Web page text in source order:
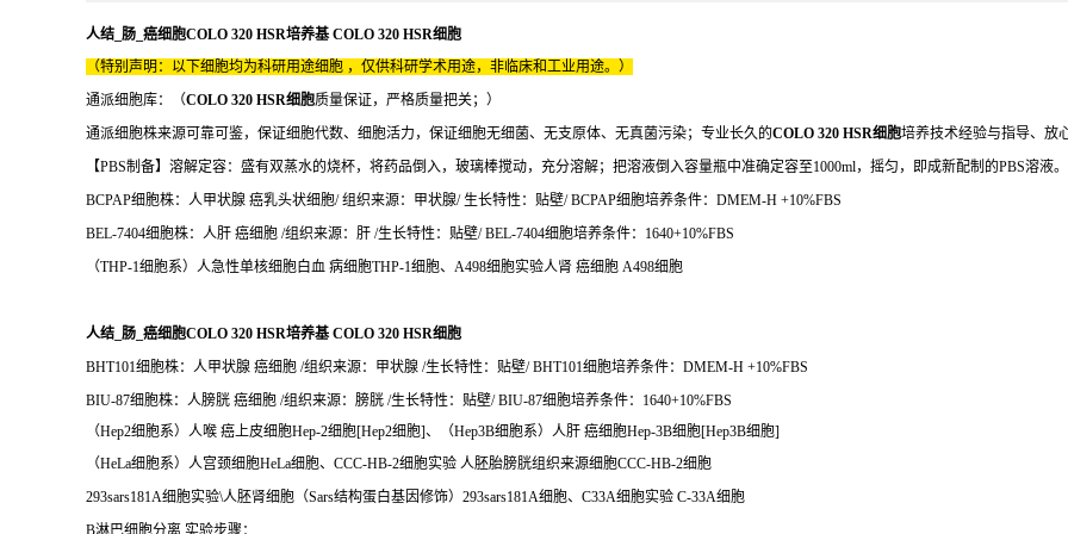
人结_肠_癌细胞COLO 320 HSR培养基 COLO 320 HSR细胞
（特别声明：以下细胞均为科研用途细胞 ，仅供科研学术用途，非临床和工业用途。）
通派细胞库：（COLO 320 HSR细胞质量保证，严格质量把关；）
通派细胞株来源可靠可鉴，保证细胞代数、细胞活力，保证细胞无细菌、无支原体、无真菌污染；专业长久的COLO 320 HSR细胞培养技术经验与指导、放
【PBS制备】溶解定容：盛有双蒸水的烧杯，将药品倒入，玻璃棒搅动，充分溶解；把溶液倒入容量瓶中准确定容至1000ml，摇匀，即成新配制的PBS溶液。
BCPAP细胞株：人甲状腺 癌乳头状细胞/ 组织来源：甲状腺/ 生长特性：贴壁/ BCPAP细胞培养条件：DMEM-H +10%FBS
BEL-7404细胞株：人肝 癌细胞 /组织来源：肝 /生长特性：贴壁/ BEL-7404细胞培养条件：1640+10%FBS
（THP-1细胞系）人急性单核细胞白血 病细胞THP-1细胞、A498细胞实验人肾 癌细胞 A498细胞
人结_肠_癌细胞COLO 320 HSR培养基 COLO 320 HSR细胞
BHT101细胞株：人甲状腺 癌细胞 /组织来源：甲状腺 /生长特性：贴壁/ BHT101细胞培养条件：DMEM-H +10%FBS
BIU-87细胞株：人膀胱 癌细胞 /组织来源：膀胱 /生长特性：贴壁/ BIU-87细胞培养条件：1640+10%FBS
（Hep2细胞系）人喉 癌上皮细胞Hep-2细胞[Hep2细胞]、（Hep3B细胞系）人肝 癌细胞Hep-3B细胞[Hep3B细胞]
（HeLa细胞系）人宫颈细胞HeLa细胞、CCC-HB-2细胞实验 人胚胎膀胱组织来源细胞CCC-HB-2细胞
293sars181A细胞实验\人胚肾细胞（Sars结构蛋白基因修饰）293sars181A细胞、C33A细胞实验 C-33A细胞
B淋巴细胞分离 实验步骤：